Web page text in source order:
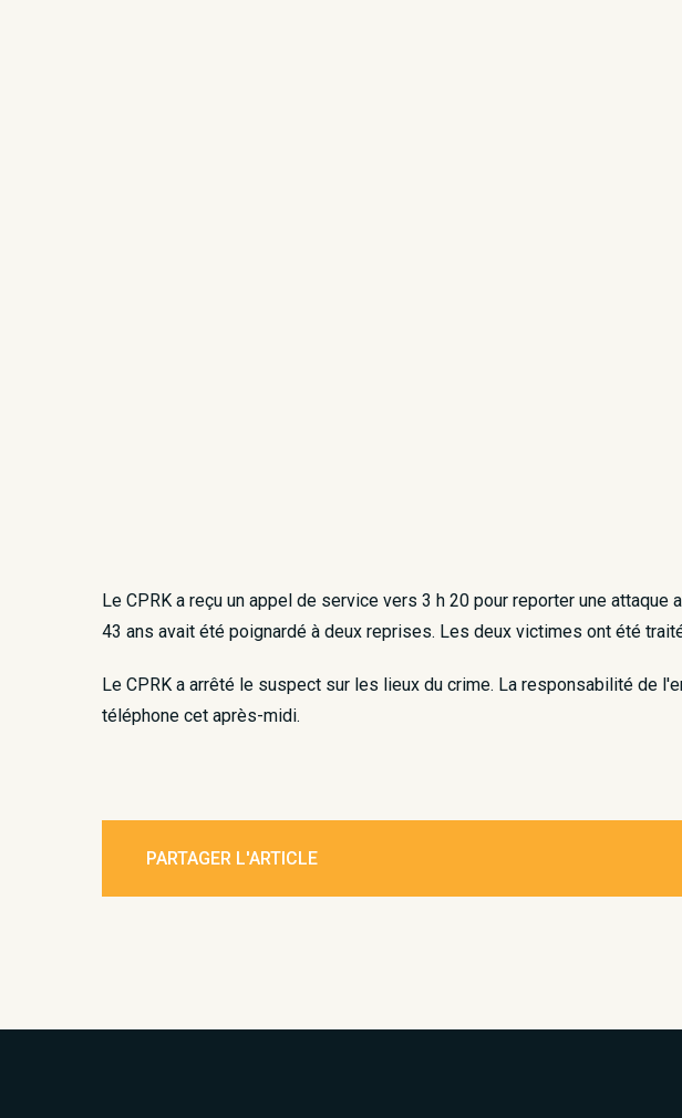
Le CPRK a reçu un appel de service vers 3 h 20 pour reporter une
43 ans avait été poignardé à deux reprises. Les deux victimes ont été
Le CPRK a arrêté le suspect sur les lieux du crime. La responsabilité de
téléphone cet après-midi. ​
PARTAGER L'ARTICLE